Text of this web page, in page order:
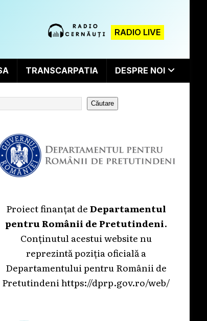
RADIO LIVE
TRANSCARPATIA DESPRE NOI
Căutare
Proiect finanțat deDepartamentul
pentru Românii de Pretutindeni.
Conținutul acestui website nu
reprezintă poziția oficială a
Departamentului pentru Românii de
Pretutindenihttps://dprp.gov.ro/web/